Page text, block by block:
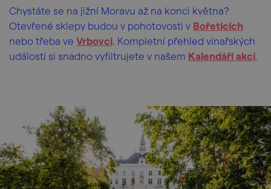
Chystáte se na jižní Moravu až na konci května?
Otevřené sklepy budou v pohotovosti v Bořeticích
nebo třeba ve Vrbovci. Kompletní přehled vinařských
událostí si snadno vyfiltrujete v našem Kalendáři akcí.